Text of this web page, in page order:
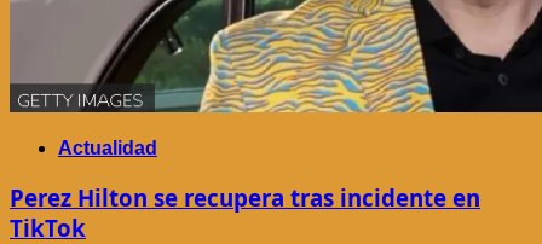
Actualidad
Perez Hilton se recupera tras incidente en
TikTok